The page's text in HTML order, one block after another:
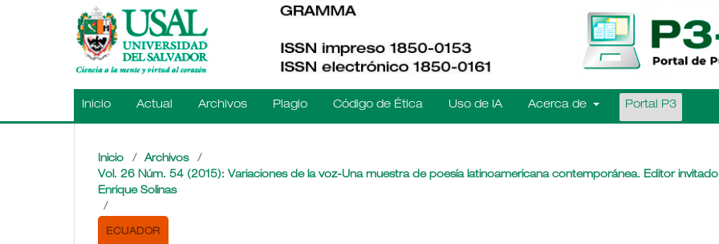
Inicio Actual Archivos Plagio Código de Ética Uso de IA Acerca de Portal P3
Inicio / Archivos
/
Vol. 26 Núm. 54 (2015): Variaciones de la voz-Una muestra de poesía latinoamericana contemporánea. Editor
Enrique Solinas
/
ECUADOR